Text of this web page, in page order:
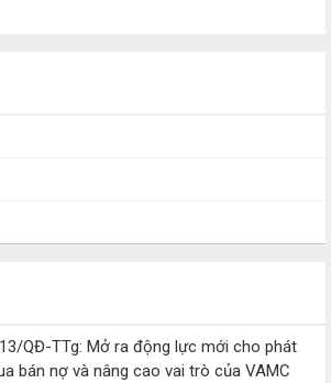
QĐ-TTg: Mở ra động lực mới cho phát
bán nợ và nâng cao vai trò của VAMC